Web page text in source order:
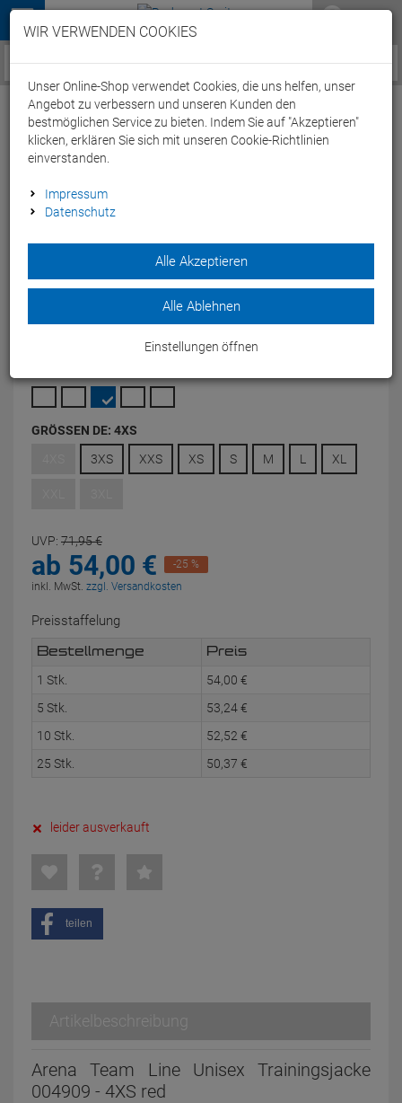
Menü
Service / Hilfe
Arena Team Line Unisex Trainingsjacke
004909 - 4XS red
Herstellernummer: 004909
Die arena Team Line Jacket Wärmejacke ist eine Thermojacke
GRÖSSEN DE: 4XS
3XS XXS XS S M L XL
UVP: 71,95€
ab 54,00 €
-25 %
inkl. MwSt. zzgl. Versandkosten
Preisstaffelung
Bestellmenge Preis
1 Stk. 54, 00 €
5 Stk.
53, 24€
10 Stk.
52, 52 €
25 Stk.
50, 37 €
leider ausverkauft
teilen
Artikelbeschreibung
Arena Team Line Unisex Trainingsjacke
004909 - 4XS red
WIR VERWENDEN COOKIES
Unser Online-Shop verwendet Cookies, die uns helfen, unser
Angebot zu verbessern und unseren Kunden den
bestmöglichen Service zu bieten. Indem Sie auf "Akzeptieren"
klicken, erklären Sie sich mit unseren Cookie-Richtlinien
einverstanden.
Impressum
Datenschutz
Alle Akzeptieren
Alle Ablehnen
Einstellungen öffnen